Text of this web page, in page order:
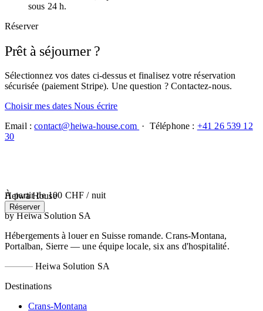
sous 24 h.
Réserver
Prêt à séjourner ?
Sélectionnez vos dates ci-dessus et finalisez votre réservation
sécurisée (paiement Stripe). Une question ? Contactez-nous.
Choisir mes dates Nous écrire
Email :contact@heiwa-house.com · Téléphone : +41 26 539 12
30
À partir de 100 CHF / nuit
Réserver
Heiwa House
by Heiwa Solution SA
Hébergements à louer en Suisse romande. Crans-Montana,
Portalban, Sierre — une équipe locale, six ans d'hospitalité.
Heiwa Solution SA
Destinations
Crans-Montana